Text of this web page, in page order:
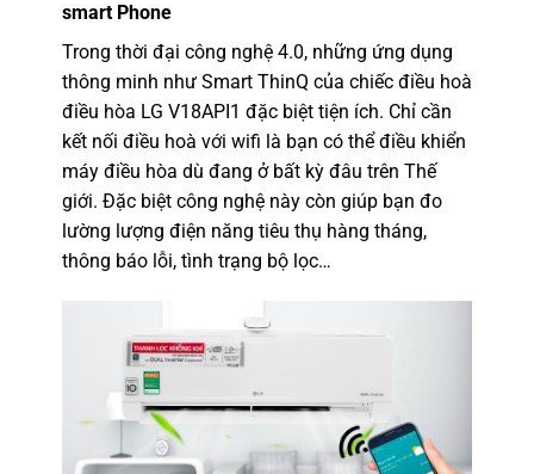
smart Phone
Trong thời đại công nghệ 4.0, những ứng dụng
thông minh như Smart ThinQ của chiếc điều hoà
điều hòa LG V18API1 đặc biệt tiện ích. Chỉ cần
kết nối điều hoà với wifi là bạn có thể điều khiển
máy điều hòa dù đang ở bất kỳ đâu trên Thế
giới. Đặc biệt công nghệ này còn giúp bạn đo
lường lượng điện năng tiêu thụ hàng tháng,
thông báo lỗi, tình trạng bộ lọc…